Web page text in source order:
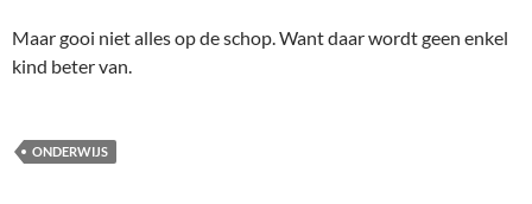
Maar gooi niet alles op de schop. Want daar wordt geen enkel
kind beter van.
ONDERWIJS